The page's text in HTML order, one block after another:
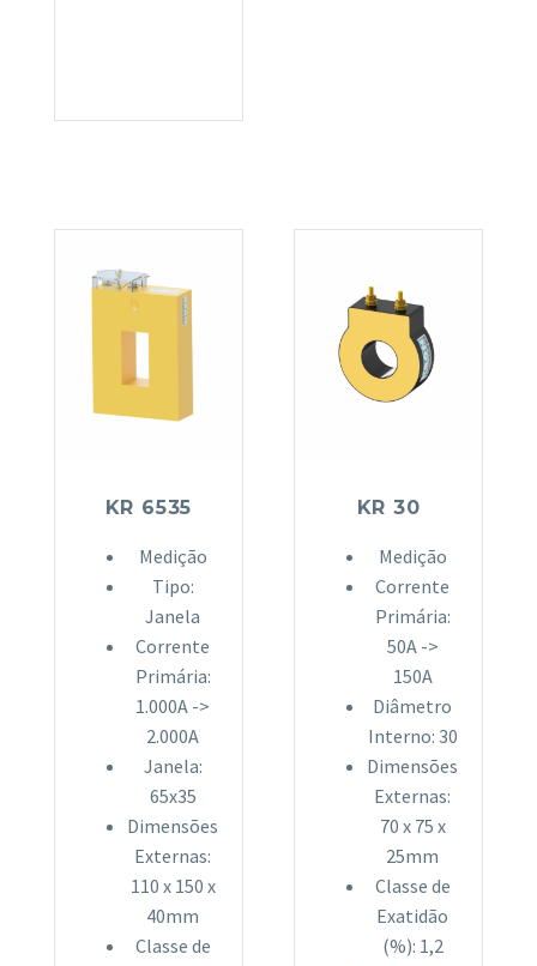
KR 6535
Medição
Tipo:
Janela
Corrente
Primária:
1.000A ->
2.000A
Janela:
65x35
Dimensões
Externas:
110 x 150 x
40mm
Classe de
KR 30
Medição
Corrente
Primária:
50A ->
150A
Diâmetro
Interno: 30
Dimensões
Externas:
70 x 75 x
25mm
Classe de
Exatidão
(%): 1,2